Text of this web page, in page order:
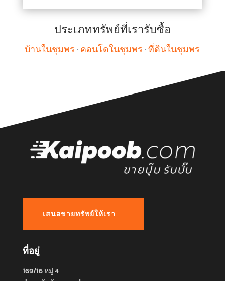
ประเภททรัพย์ที่เรารับซื้อ
บ้านในชุมพร ·คอนโดในชุมพร ·ที่ดินในชุมพร
เสนอขายทรัพย์ให้เรา
ที่อยู่
169/16 หมู่ 4